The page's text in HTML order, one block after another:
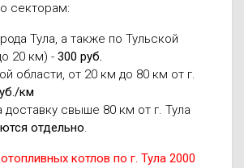
секторам:
Тула, а также по Тульской
20 км) - 300 руб.
области, от 20 км до 80 км от г.
км
свыше 80 км от г. Тула
отдельно.
котлов по г. Тула 2000